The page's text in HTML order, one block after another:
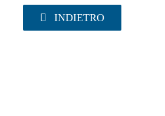
INDIETRO